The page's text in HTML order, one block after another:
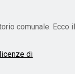
comunale. Ecco il